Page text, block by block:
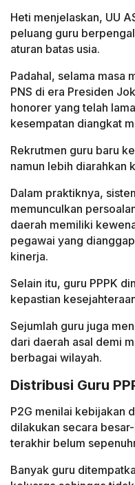
Heti menjelaskan, UU
peluang guru
aturan batas usia.
Padahal, selama masa
PNS di era Presiden
honorer yang telah
kesempatan diangkat
Rekrutmen guru baru
namun lebih diarahkan
Dalam praktiknya,
memunculkan
daerah memiliki
pegawai yang
kinerja.
Selain itu, guru PPPK
kepastian
Sejumlah guru juga
dari daerah asal demi
berbagai wilayah.
Distribusi Guru
P2G menilai kebijakan
dilakukan secara
terakhir belum
Banyak guru